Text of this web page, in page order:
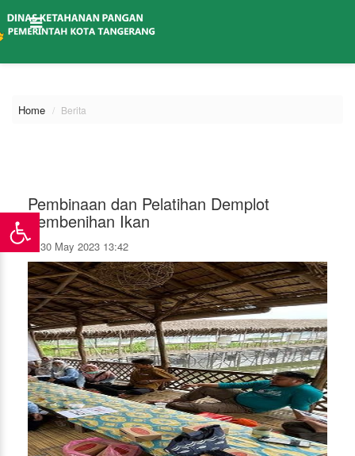
Home Berita
Pembinaan dan Pelatihan Demplot
Pembenihan Ikan
30 May 2023 13:42